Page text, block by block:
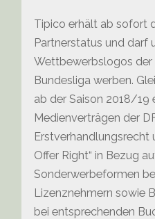
Tipico erhält ab sofort
Partnerstatus und darf
Wettbewerbslogos der
Bundesliga werben.
ab der Saison 2018/19
Medienverträgen der
Erstverhandlungsrecht
Offer Right“ in Bezug
Sonderwerbeformen
Lizenznehmern sowie
bei entsprechenden